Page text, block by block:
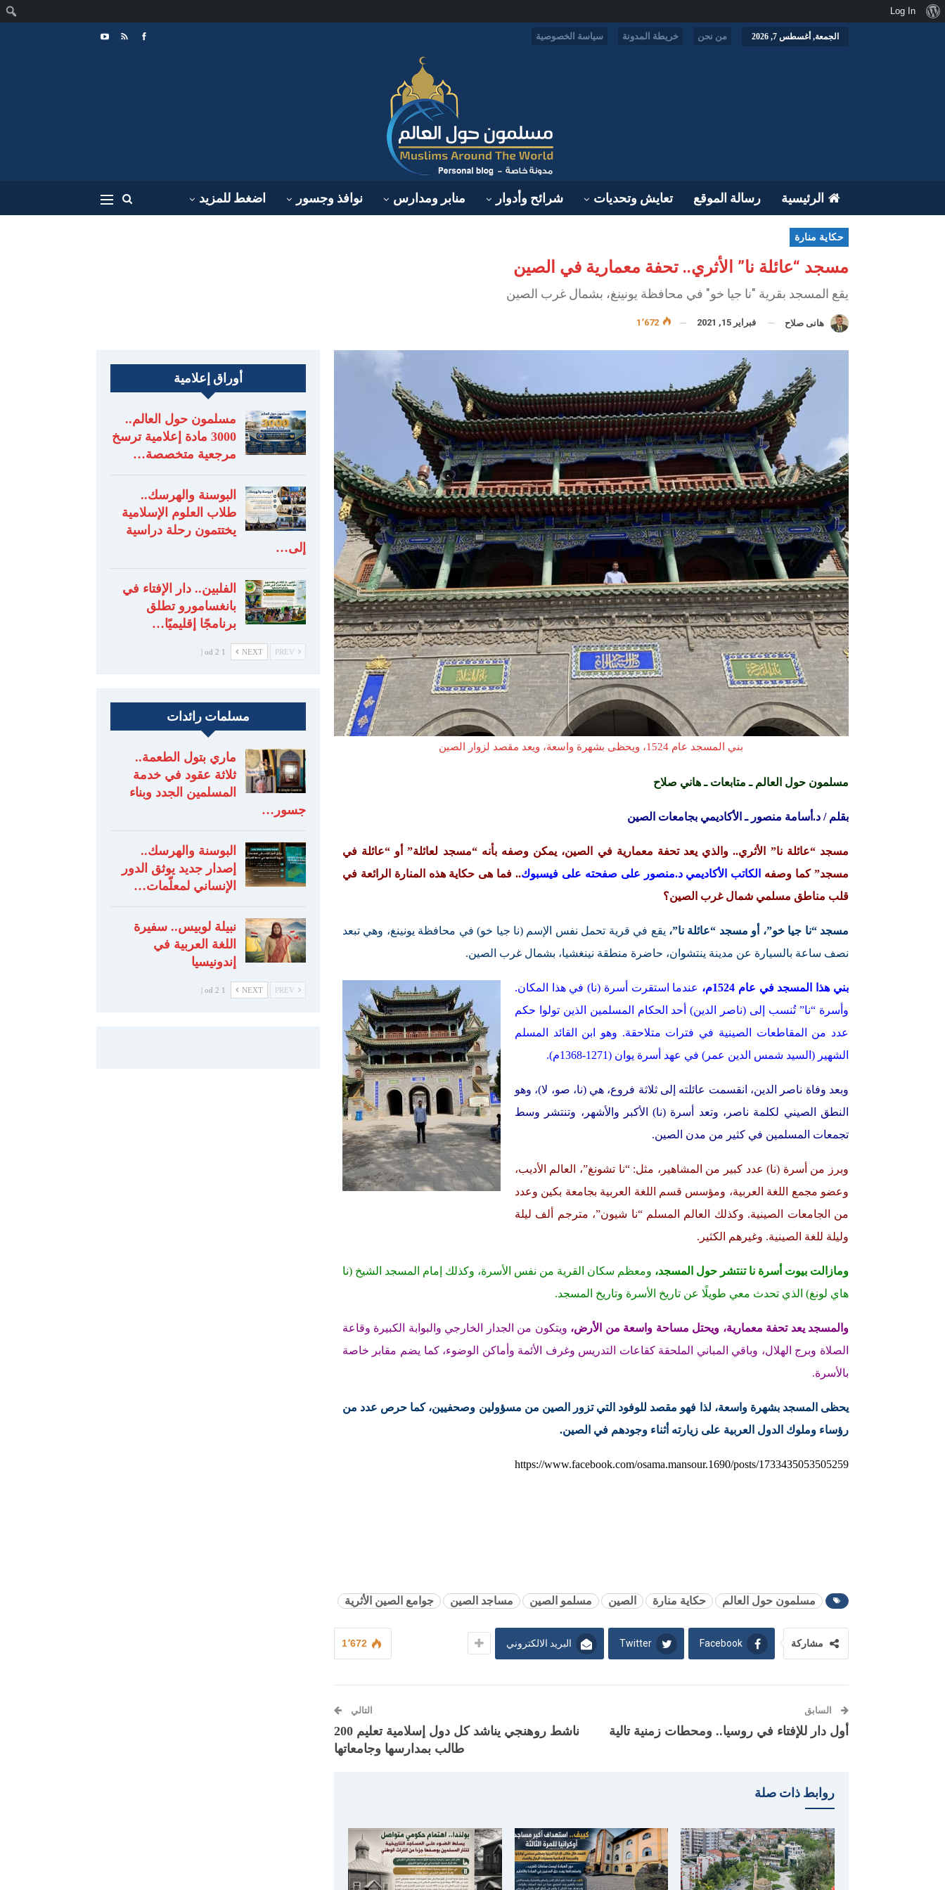
الجمعة, أغسطس 7, 2026 من نحن خريطة المدونة سياسة الخصوصية
الرئيسية رسالة الموقع تعايش وتحديات شرائح وأدوار منابر ومدارس نوافذ وجسور اضغط للمزيد
حكاية منارة
مسجد “عائلة نا” الأثري.. تحفة معمارية في الصين
يقع المسجد بقرية "نا جيا خو" في محافظة يونينغ، بشمال غرب الصين
هانى صلاح فبراير 15, 2021
بني المسجد عام 1524، ويحظى بشهرة واسعة، ويعد مقصد لزوار الصين
مسلمون حول العالم ـ متابعات ـ هاني صلاح
بقلم / د.أسامة منصور ـ الأكاديمي بجامعات الصين
مسجد “عائلة نا” الأثري.. والذي يعد تحفة معمارية في الصين، يمكن وصفه بأنه “مسجد لعائلة” أو “عائلة في
مسجد” كما وصفه
الكاتب الأكاديمي د.منصور على صفحته على فيسبوك.. فما هى حكاية هذه المنارة الرائعة في
قلب مناطق مسلمي شمال غرب الصين؟
مسجد “نا جيا خو”، أو مسجد “عائلة نا”، يقع في قرية تحمل نفس الإسم (نا جيا خو) في محافظة يونينغ، وهي تبعد
نصف ساعة بالسيارة عن مدينة ينتشوان، حاضرة منطقة نينغشيا، بشمال غرب الصين.
بني هذا المسجد في عام 1524م،
عندما استقرت أسرة (نا) في هذا المكان.
وأسرة “نا” تُنسب إلى (ناصر الدين) أحد الحكام المسلمين الذين تولوا حكم
عدد من المقاطعات الصينية في فترات متلاحقة. وهو ابن القائد المسلم
الشهير (السيد شمس الدين عمر) في عهد أسرة يوان (1271-1368م).
وبعد وفاة ناصر الدين، انقسمت عائلته إلى ثلاثة فروع، هي (نا، صو، لا)، وهو
النطق الصيني لكلمة ناصر، وتعد أسرة (نا) الأكبر والأشهر، وتنتشر وسط
تجمعات المسلمين في كثير من مدن الصين.
وبرز من أسرة (نا) عدد كبير من المشاهير، مثل: “نا تشونغ”، العالم الأديب،
وعضو مجمع اللغة العربية، ومؤسس قسم اللغة العربية بجامعة بكين وعدد
من الجامعات الصينية. وكذلك العالم المسلم “نا شيون”، مترجم ألف ليلة
وليلة للغة الصينية. وغيرهم الكثير.
ومازالت بيوت أسرة نا تنتشر حول المسجد، ومعظم سكان القرية من نفس الأسرة، وكذلك إمام المسجد الشيخ (نا
هاي لونغ) الذي تحدث معي طويلًا عن تاريخ الأسرة وتاريخ المسجد.
والمسجد يعد تحفة معمارية، ويحتل مساحة واسعة من الأرض، ويتكون من الجدار الخارجي والبوابة الكبيرة وقاعة
الصلاة وبرج الهلال، وباقي المباني الملحقة كقاعات التدريس وغرف الأئمة وأماكن الوضوء، كما يضم مقابر خاصة
بالأسرة.
يحظى المسجد بشهرة واسعة، لذا فهو مقصد للوفود التي تزور الصين من مسؤولين وصحفيين، كما حرص عدد من
رؤساء وملوك الدول العربية على زيارته أثناء وجودهم في الصين.
https://www.facebook.com/osama.mansour.1690/posts/1733435053505259
مسلمون حول العالم حكاية منارة الصين مسلمو الصين مساجد الصين جوامع الصين الأثرية
1٬672 مشاركة Facebook
Twitter البريد الالكتروني
السابق
أول دار للإفتاء في روسيا‏.. ومحطات زمنية تالية
التالي
ناشط روهنجي يناشد كل دول إسلامية تعليم 200
طالب بمدارسها وجامعاتها
روابط ذات صلة
أوراق إعلامية
مسلمون حول العالم..
3000 مادة إعلامية ترسخ
مرجعية متخصصة…
البوسنة والهرسك..
طلاب العلوم الإسلامية
يختتمون رحلة دراسية
إلى…
الفلبين.. دار الإفتاء في
بانغسامورو تطلق
برنامجًا إقليميًا…
NEXT
1 od 2 |
مسلمات رائدات
ماري بتول الطعمة..
ثلاثة عقود في خدمة
المسلمين الجدد وبناء
جسور…
البوسنة والهرسك..
إصدار جديد يوثق الدور
الإنساني لمعلّمات…
نبيلة لوبيس.. سفيرة
اللغة العربية في
إندونيسيا
NEXT
1 od 2 |
نبذةLog In